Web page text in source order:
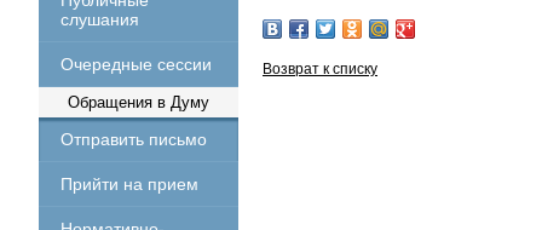
слушания
Очередные сессии
Обращения в Думу
Отправить письмо
Прийти на прием
Возврат к списку